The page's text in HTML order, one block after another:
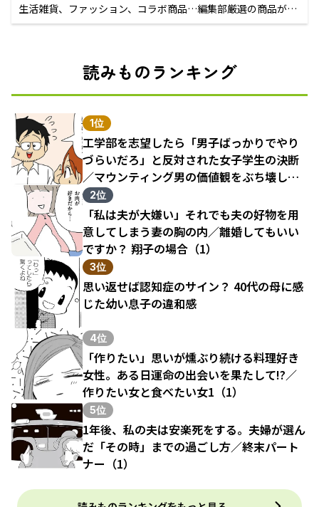
生活雑貨、ファッション、コラボ商品…編集部厳選の商品が買
えるECサイト
読みものランキング
1位
工学部を志望したら「男子ばっかりでやり
づらいだろ」と反対された女子学生の決断
／マウンティング男の価値観をぶち壊した
結果（1）
2位
「私は夫が大嫌い」それでも夫の好物を用
意してしまう妻の胸の内／離婚してもいい
ですか？ 翔子の場合（1）
3位
思い返せば認知症のサイン？ 40代の母に感
じた幼い息子の違和感
4位
「作りたい」思いが燻ぶり続ける料理好き
女性。ある日運命の出会いを果たして!?／
作りたい女と食べたい女1（1）
5位
1年後、私の夫は安楽死をする。夫婦が選ん
だ「その時」までの過ごし方／終末パート
ナー（1）